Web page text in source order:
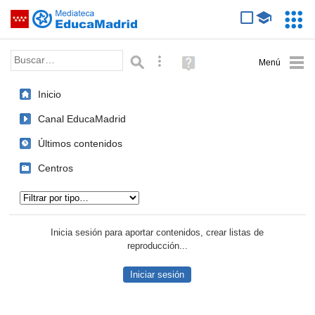
Saltar navegación
Palabra o frase: Búsqueda avanzada
Ayuda
(en
Inicio
Canal EducaMadrid
Últimos contenidos
Centros
Inicia sesión para aportar contenidos, crear listas de
reproducción...
Iniciar sesión